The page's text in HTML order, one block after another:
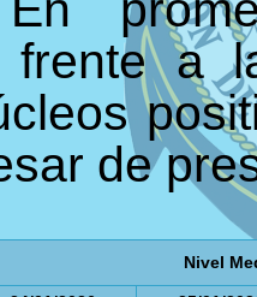
frente a
de
Nivel